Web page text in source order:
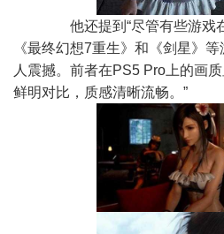
他还提到“尽管有些游戏
《最终幻想7重生》和《剑星》
人震撼。前者在PS5 Pro上的画
鲜明对比，质感清晰流畅。”